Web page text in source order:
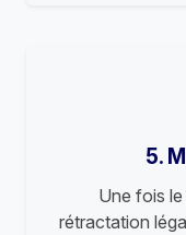
5.
Une fois
rétractation